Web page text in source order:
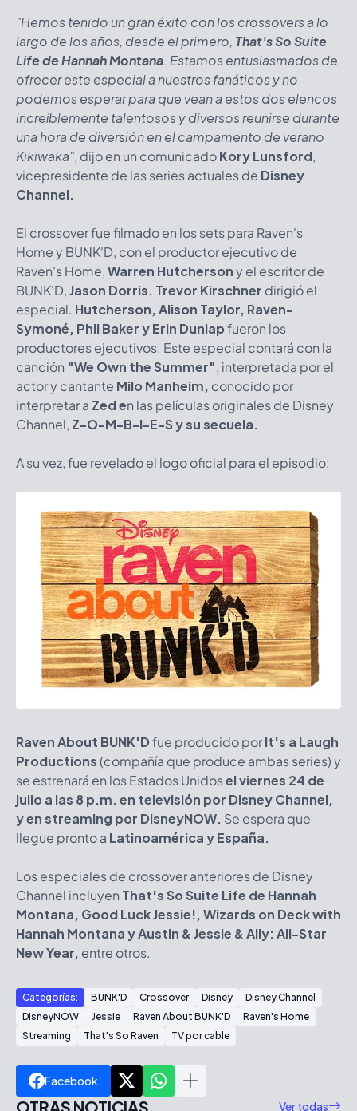
"Hemos tenido un gran éxito con los crossovers a lo
largo de los años, desde el primero, That's So Suite
Life de Hannah Montana. Estamos entusiasmados de
ofrecer este especial a nuestros fanáticos y no
podemos esperar para que vean a estos dos elencos
increíblemente talentosos y diversos reunirse durante
una hora de diversión en el campamento de verano
Kikiwaka", dijo en un comunicadoKory Lunsford,
vicepresidente de las series actuales de Disney
Channel.
El crossover fue filmado en los sets para Raven's
Home y BUNK'D, con el productor ejecutivo de
Raven's Home,Warren Hutchersony el escritor de
BUNK'D,Jason Dorris. Trevor Kirschner dirigió el
especial. Hutcherson, Alison Taylor, Raven-
Symoné, Phil Baker y Erin Dunlapfueron los
productores ejecutivos. Este especial contará con la
canción "We Own the Summer", interpretada por el
actor y cantante Milo Manheim, conocido por
interpretar a Zed en las películas originales de Disney
Channel, Z-O-M-B-I-E-S y su secuela.
A su vez, fue revelado el logo oficial para el episodio:
Raven About BUNK'Dfue producido porIt's a Laugh
Productions(compañía que produce ambas series) y
se estrenará en los Estados Unidosel viernes 24 de
julio a las 8 p.m. en televisión por Disney Channel,
y en streaming por DisneyNOW. Se espera que
llegue pronto a Latinoamérica y España.
Los especiales de crossover anteriores de Disney
Channel incluyen That's So Suite Life de Hannah
Montana, Good Luck Jessie!, Wizards on Deck with
Hannah Montana y Austin & Jessie & Ally: All-Star
New Year, entre otros.
Categorías: BUNK'D Crossover Disney
Disney Channel
DisneyNOW
Jessie Raven About BUNK'D
Raven's Home
Streaming
That's So Raven TV por cable
Facebook
OTRAS NOTICIAS Ver todas